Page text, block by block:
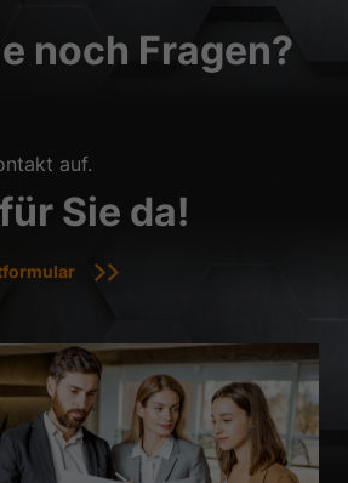
noch Fragen?
auf.
Sie da!